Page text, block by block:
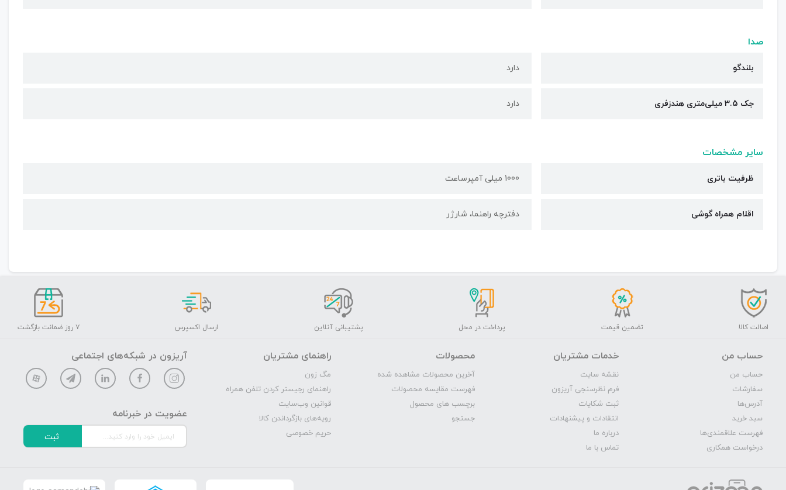
صدا
بلندگو دارد
جک 3.5 میلی‌متری هندزفری دارد
سایر مشخصات
ظرفیت باتری 1000 میلی آمپرساعت
اقلام همراه گوشی دفترچه‌ راهنما، شارژر
اصالت کالا تضمین قیمت پرداخت در محل پشتیبانی آنلاین ارسال اکسپرس ۷ روز ضمانت بازگشت
حساب من
حساب من
سفارشات
آدرس‌ها
سبد خرید
فهرست علاقمندی‌ها
درخواست همکاری
خدمات مشتریان
نقشه سایت
فرم نظرسنجی آریزون
ثبت شکایات
انتقادات و پیشنهادات
درباره ما
تماس با ما
محصولات
آخرین محصولات مشاهده شده
فهرست مقایسه محصولات
برچسب های محصول
جستجو
راهنمای مشتریان
مگ‌ زون
راهنمای رجیستر کردن تلفن همراه
قوانین وب‌سایت
رویه‌‌های بازگرداندن کالا
حریم خصوصی
آریزون در شبکه‌های اجتماعی
عضویت در خبرنامه
ثبت